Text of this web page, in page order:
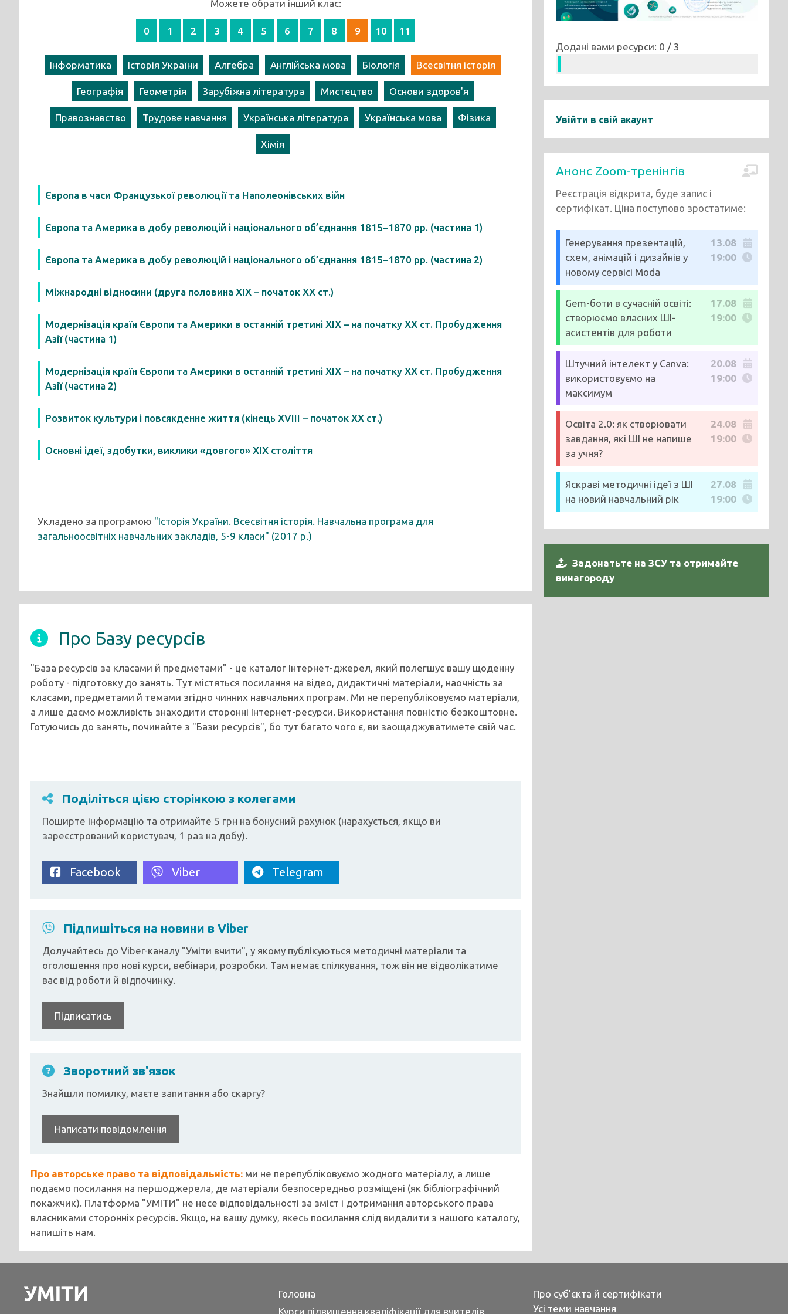
Можете обрати інший клас:
0 1 2 3 4 5 6 7 8 9 10 11
Інформатика Історія України Алгебра Англійська мова Біологія Всесвітня історія
Географія Геометрія Зарубіжна література Мистецтво Основи здоров'я
Правознавство Трудове навчання Українська література Українська мова Фізика
Хімія
Європа в часи Французької революції та Наполеонівських війн
Європа та Америка в добу революцій і національного об’єднання 1815–1870 рр. (частина 1)
Європа та Америка в добу революцій і національного об’єднання 1815–1870 рр. (частина 2)
Міжнародні відносини (друга половина ХІХ – початок ХХ ст.)
Модернізація країн Європи та Америки в останній третині ХІХ – на початку ХХ ст. Пробудження
Азії (частина 1)
Модернізація країн Європи та Америки в останній третині ХІХ – на початку ХХ ст. Пробудження
Азії (частина 2)
Розвиток культури і повсякденне життя (кінець XVIII – початок XX ст.)
Основні ідеї, здобутки, виклики «довгого» ХІХ століття
Укладено за програмою "Історія України. Всесвітня історія. Навчальна програма для
загальноосвітніх навчальних закладів, 5-9 класи" (2017 р.)
Про Базу ресурсів
"База ресурсів за класами й предметами" - це каталог Інтернет-джерел, який полегшує вашу щоденну
роботу - підготовку до занять. Тут містяться посилання на відео, дидактичні матеріали, наочність за
класами, предметами й темами згідно чинних навчальних програм. Ми не перепубліковуємо матеріали,
а лише даємо можливість знаходити сторонні Інтернет-ресурси. Використання повністю безкоштовне.
Готуючись до занять, починайте з "Бази ресурсів", бо тут багато чого є, ви заощаджуватимете свій час.
Поділіться цією сторінкою з колегами
Поширте інформацію та отримайте 5 грн на бонусний рахунок (нарахується, якщо ви
зареєстрований користувач, 1 раз на добу).
Facebook Viber Telegram
Підпишіться на новини в Viber
Долучайтесь до Viber-каналу "Уміти вчити", у якому публікуються методичні матеріали та
оголошення про нові курси, вебінари, розробки. Там немає спілкування, тож він не відволікатиме
вас від роботи й відпочинку.
Підписатись
Зворотний зв'язок
Знайшли помилку, маєте запитання або скаргу?
Написати повідомлення
Про авторське право та відповідальність: ми не перепубліковуємо жодного матеріалу, а лише
подаємо посилання на першоджерела, де матеріали безпосередньо розміщені (як бібліографічний
покажчик). Платформа "УМІТИ" не несе відповідальності за зміст і дотримання авторського права
власниками сторонніх ресурсів. Якщо, на вашу думку, якесь посилання слід видалити з нашого каталогу,
напишіть нам.
Додані вами ресурси: 0 / 3
Увійти в свій акаунт
Анонс Zoom-тренінгів
Реєстрація відкрита, буде запис і
сертифікат. Ціна поступово зростатиме:
Генерування презентацій,
схем, анімацій і дизайнів у
новому сервісі Moda
13.08
19:00
Gem-боти в сучасній освіті:
створюємо власних ШІ-
асистентів для роботи
17.08
19:00
Штучний інтелект у Canva:
використовуємо на
максимум
20.08
19:00
Освіта 2.0: як створювати
завдання, які ШІ не напише
за учня?
24.08
19:00
Яскраві методичні ідеї з ШІ
на новий навчальний рік
27.08
19:00
Задонатьте на ЗСУ та отримайте
винагороду
Головна
Курси підвищення кваліфікації для вчителів
Про суб’єкта й сертифікати
Усі теми навчання